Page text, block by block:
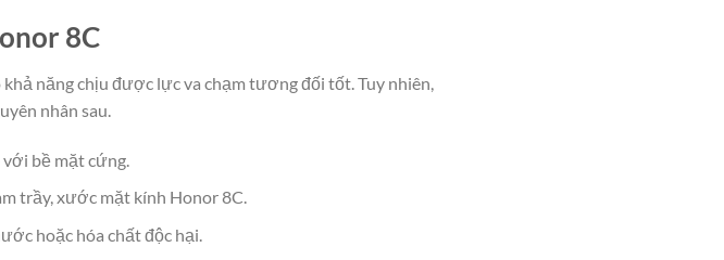
8C
năng chịu được lực va chạm tương đối tốt. Tuy nhiên,
nhân sau.
bề mặt cứng.
trầy, xước mặt kính Honor 8C.
hoặc hóa chất độc hại.